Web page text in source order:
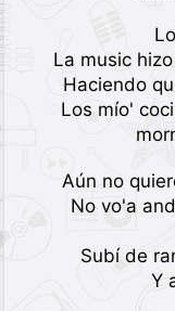
La music
Haciendo
Los mío'
Aún no
No vo'a
Subí de
Y